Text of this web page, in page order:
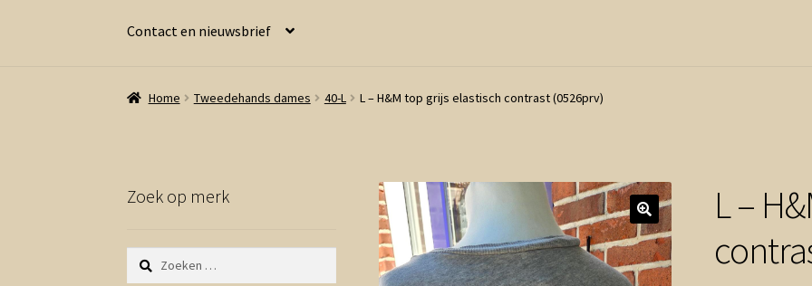
Contact en nieuwsbrief
Home Tweedehands dames 40-L L – H&M top grijs elastisch contrast (0526prv)
L –
Zoek op merk
Zoeken
naar: